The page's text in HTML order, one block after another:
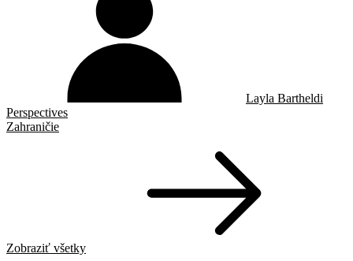
Layla Bartheldi
Perspectives
Zahraničie
Zobraziť všetky